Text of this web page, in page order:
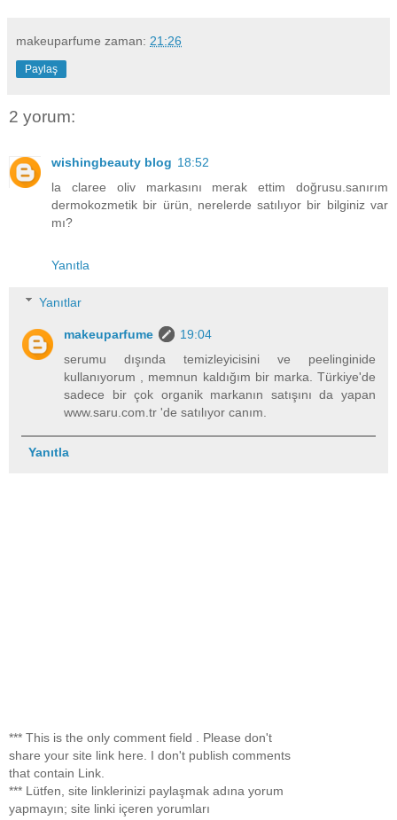
makeuparfume zaman: 21:26
Paylaş
2 yorum:
wishingbeauty blog 18:52
la claree oliv markasını merak ettim doğrusu.sanırım
dermokozmetik bir ürün, nerelerde satılıyor bir bilginiz var
mı?
Yanıtla
Yanıtlar
makeuparfume
19:04
serumu dışında temizleyicisini ve peelinginide
kullanıyorum , memnun kaldığım bir marka. Türkiye'de
sadece bir çok organik markanın satışını da yapan
www.saru.com.tr 'de satılıyor canım.
Yanıtla
*** This is the only comment field . Please don't
share your site link here. I don't publish comments
that contain Link.
*** Lütfen, site linklerinizi paylaşmak adına yorum
yapmayın; site linki içeren yorumları